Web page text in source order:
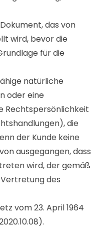
das von
wird, bevor die
für die
natürliche
oder eine
Rechtspersönlichkeit
die
der Kunde keine
ausgegangen, dass
wird, der gemäß
des
vom 23. April 1964